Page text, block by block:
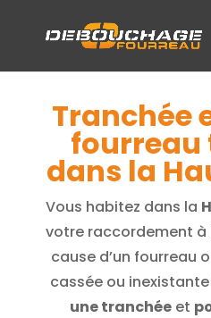
Tranchée
fourreau
dans la
Vous habitez dans la
votre raccordement à
cause d’un fourreau
cassée ou inexistante
une tranchée et